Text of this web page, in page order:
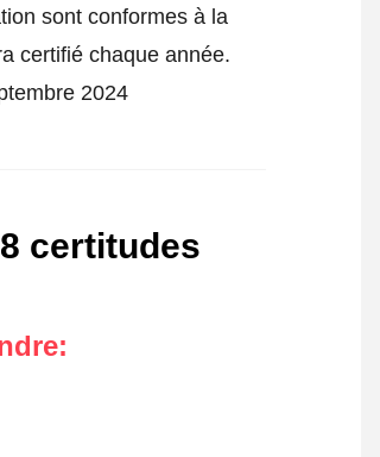
sont conformes à la
certifié chaque année.
2024
certitudes
: